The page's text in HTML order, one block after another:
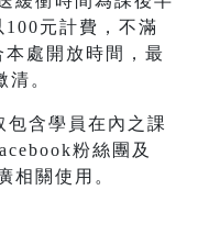
元計費，不滿
處開放時間，最
。
含學員在內之課
粉絲團及
相關使用。